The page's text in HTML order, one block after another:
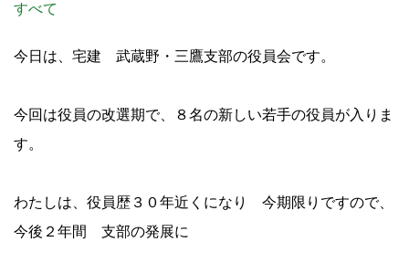
すべて
今日は、宅建 武蔵野・三鷹支部の役員会です。
今回は役員の改選期で、８名の新しい若手の役員が入りま
す。
わたしは、役員歴３０年近くになり 今期限りですので、
今後２年間 支部の発展に